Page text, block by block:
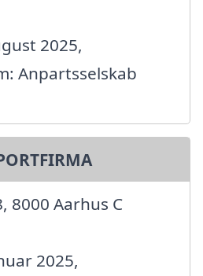
2025,
Anpartsselskab
8000 Aarhus C
2025,